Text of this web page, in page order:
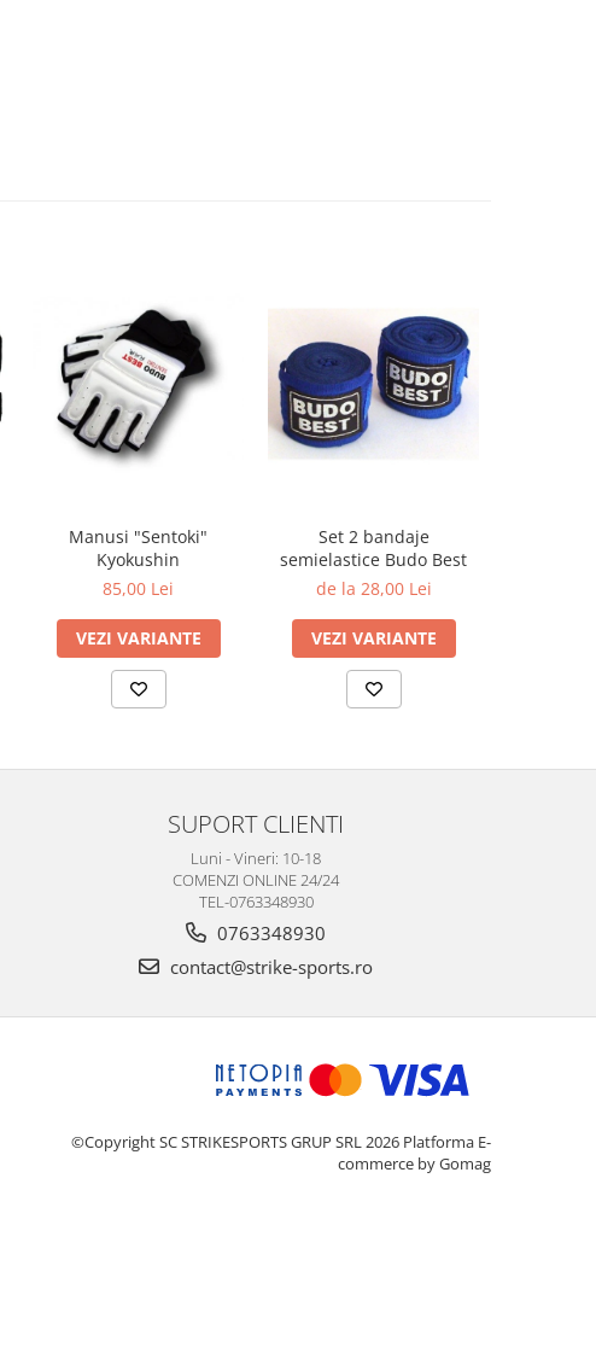
Manusi "Sentoki"
Kyokushin
85,00 Lei
VEZI VARIANTE
Set 2 bandaje
semielastice Budo Best
de la 28,00 Lei
VEZI VARIANTE
SUPORT CLIENTI
Luni - Vineri: 10-18
COMENZI ONLINE 24/24
TEL-0763348930
0763348930
contact@strike-sports.ro
©Copyright SC STRIKESPORTS GRUP SRL 2026 Platforma E-
commerce by Gomag